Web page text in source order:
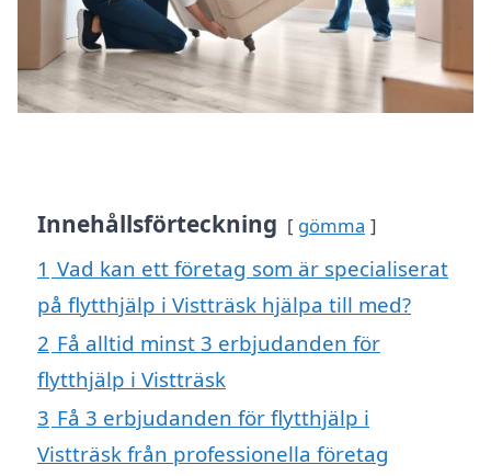
Innehållsförteckning gömma
1 Vad kan ett företag som är specialiserat
på flytthjälp i Vistträsk hjälpa till med?
2 Få alltid minst 3 erbjudanden för
flytthjälp i Vistträsk
3 Få 3 erbjudanden för flytthjälp i
Vistträsk från professionella företag